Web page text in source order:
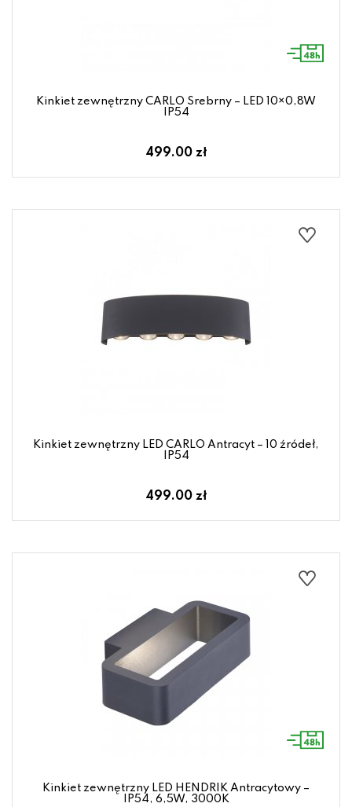
Kinkiet zewnętrzny CARLO Srebrny – LED 10×0,8W
IP54
499.00 zł
Kinkiet zewnętrzny LED CARLO Antracyt – 10 źródeł,
IP54
499.00 zł
Kinkiet zewnętrzny LED HENDRIK Antracytowy –
IP54, 6,5W, 3000K